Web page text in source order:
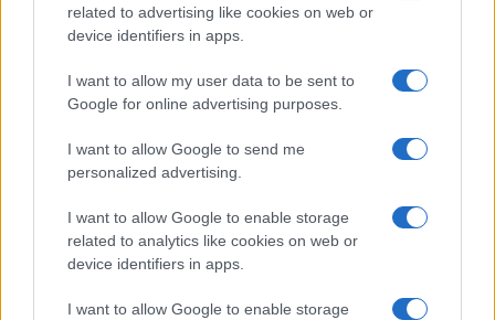
related to advertising like cookies on web or
device identifiers in apps.
I want to allow my user data to be sent to
Google for online advertising purposes.
I want to allow Google to send me
personalized advertising.
I want to allow Google to enable storage
related to analytics like cookies on web or
device identifiers in apps.
I want to allow Google to enable storage
Srbiju, ali i na Bošnjake koji su otišli u Federaciju
da se vrate",zaključio je Inzko.
(Novi.ba)
#Milorad Dodik #Valentin Inzko
#referendum rs